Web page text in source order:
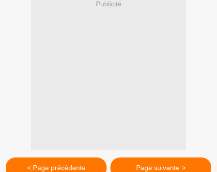
Publicité
< Page précédente Page suivante >